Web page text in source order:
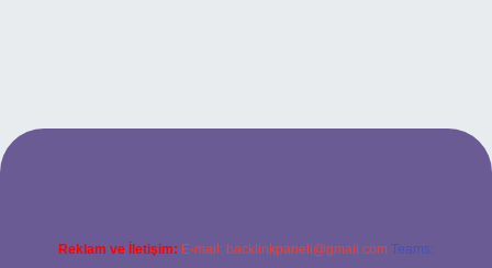
Reklam ve İletişim: E-mail: backlinkpaneli@gmail.com Teams: